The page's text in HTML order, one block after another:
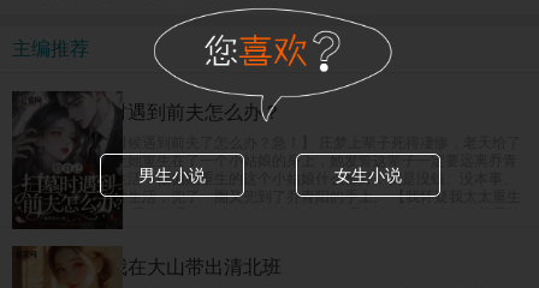
主编推荐
给自己扫墓时遇到前夫怎么办？
【给自己上坟的时候遇到前夫了怎么办？急！】 庄梦上辈子死得凄惨，老天给了
她重开的机会，让她重生在了一个小姑娘的身上，她发誓这辈子一定要远离乔青
阳，奔向美好新生活，偏偏她重生的这个小姑娘什么都好，就是没钱、没本事、
没学历，她为了讨生活，兜了一圈又兜到了乔青阳的手上。 【我怀疑我太太重生
了怎么办？急！】 乔青阳是个坚定的唯物主义者，但是新来的这个小姑娘越看越
像是庄梦死后换的新马甲，难道是老天爷看他死了老婆这么可怜，又把他老婆送
回来了？
重生八零：我在大山带出清北班
男生小说 女生小说